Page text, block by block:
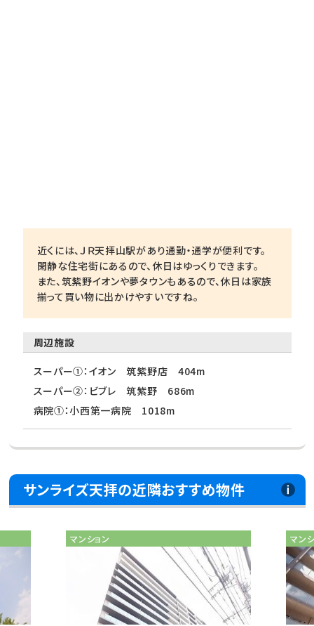
近くには、ＪＲ天拝山駅があり通勤・通学が便利です。
閑静な住宅街にあるので、休日はゆっくりできます。
また、筑紫野イオンや夢タウンもあるので、休日は家族
揃って買い物に出かけやすいですね。
周辺施設
スーパー①：イオン 筑紫野店 404m
スーパー②：ビブレ 筑紫野 686m
病院①：小西第一病院 1018m
サンライズ天拝の近隣おすすめ物件
マンション マン